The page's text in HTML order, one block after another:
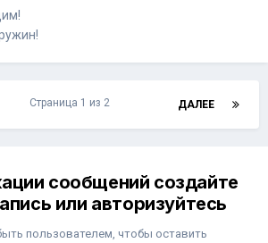
ДАЛЕЕ
Страница 1 из 2
сообщений создайте
или авторизуйтесь
пользователем, чтобы оставить